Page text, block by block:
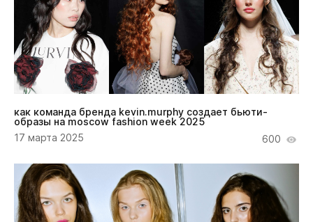
как команда бренда kevin.murphy создает бьюти-
образы на moscow fashion week 2025
17 марта 2025
600